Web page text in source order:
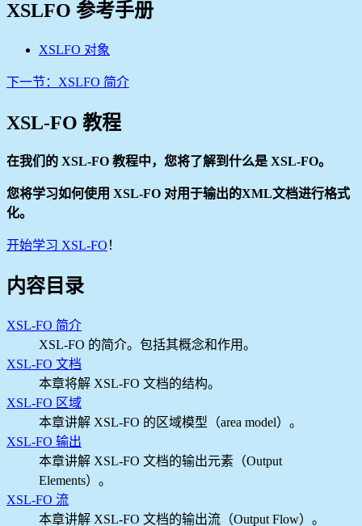
XSLFO 参考手册
XSLFO 对象
下一节：XSLFO 简介
XSL-FO 教程
在我们的 XSL-FO 教程中，您将了解到什么是 XSL-FO。
您将学习如何使用 XSL-FO 对用于输出的XML文档进行格式
化。
开始学习 XSL-FO ！
内容目录
XSL-FO 简介
XSL-FO 的简介。包括其概念和作用。
XSL-FO 文档
本章将解 XSL-FO 文档的结构。
XSL-FO 区域
本章讲解 XSL-FO 的区域模型（area model）。
XSL-FO 输出
本章讲解 XSL-FO 文档的输出元素（Output
Elements）。
XSL-FO 流
本章讲解 XSL-FO 文档的输出流（Output Flow）。